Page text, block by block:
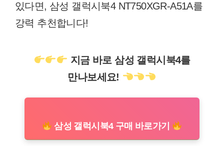
있다면, 삼성 갤럭시북4 NT750XGR-A51A를
강력 추천합니다!
지금 바로 삼성 갤럭시북4를
만나보세요!
삼성 갤럭시북4 구매 바로가기